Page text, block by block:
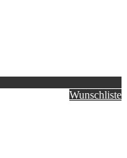
Wunschliste